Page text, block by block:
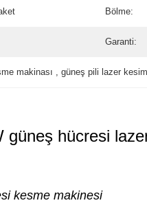
Bölme:
Garanti:
makinası , güneş pili lazer
güneş hücresi
kesme makinesi